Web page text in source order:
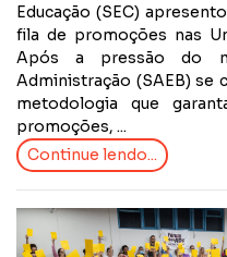
Educação (SEC)
fila de promoções nas
Após a pressão do
Administração (SAEB) se
metodologia que
promoções, ...
Continue lendo...